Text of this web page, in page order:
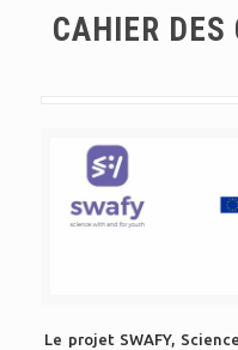
CAHIER DES
Le projet SWAFY,